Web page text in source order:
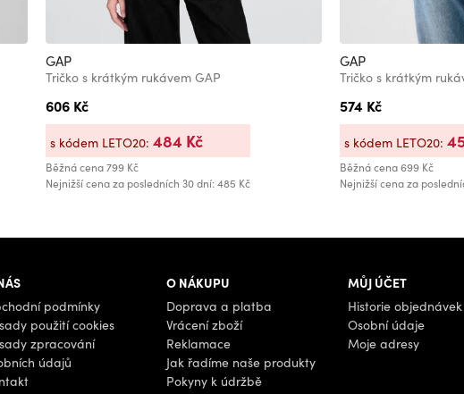
GAP
Tričko s krátkým rukávem GAP
606 Kč
Běžná cena799 Kč
Nejnižší cena za posledních 30 dní: 485 Kč
s kódem LETO20: 484 Kč
GAP
Tričko s krátkým
574 Kč
Běžná cena699 Kč
Nejnižší cena za
s kódem LETO20:
podmínky
použití cookies
zpracování
údajů
O NÁKUPU
Doprava a platba
Vrácení zboží
Reklamace
Jak řadíme naše produkty
Pokyny k údržbě
MŮJ ÚČET
Historie objednávek
Osobní údaje
Moje adresy